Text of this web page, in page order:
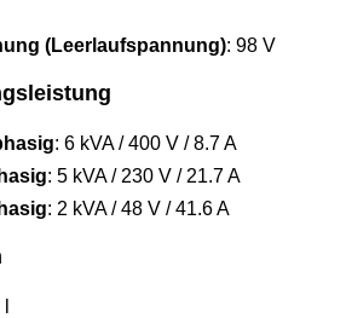
(Leerlaufspannung): 98 V
: 6 kVA / 400 V / 8.7 A
: 5 kVA / 230 V / 21.7 A
: 2 kVA / 48 V / 41.6 A